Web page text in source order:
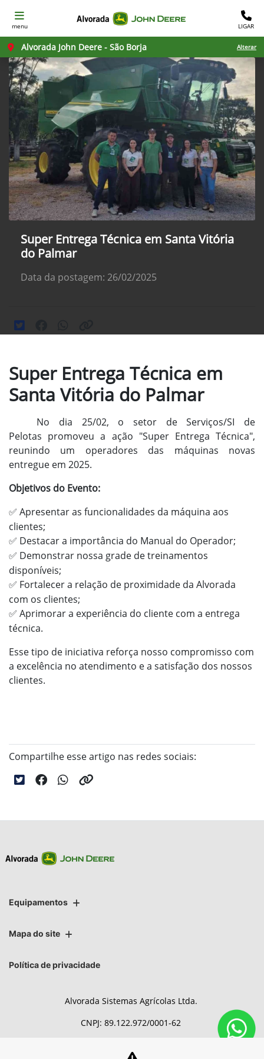
menu LIGAR
Alvorada John Deere - São Borja Alterar
Super Entrega Técnica em Santa Vitória
do Palmar
Data da postagem: 26/02/2025
Super Entrega Técnica em
Santa Vitória do Palmar
No dia 25/02, o setor de Serviços/SI de
Pelotas promoveu a ação "Super Entrega Técnica",
reunindo um operadores das máquinas novas
entregue em 2025.
Objetivos do Evento:
✅ Apresentar as funcionalidades da máquina aos
clientes;
✅ Destacar a importância do Manual do Operador;
✅ Demonstrar nossa grade de treinamentos
disponíveis;
✅ Fortalecer a relação de proximidade da Alvorada
com os clientes;
✅ Aprimorar a experiência do cliente com a entrega
técnica.
Esse tipo de iniciativa reforça nosso compromisso com
a excelência no atendimento e a satisfação dos nossos
clientes.
Compartilhe esse artigo nas redes sociais:
Equipamentos
Mapa do site
Política de privacidade
Alvorada Sistemas Agrícolas Ltda.
CNPJ: 89.122.972/0001-62